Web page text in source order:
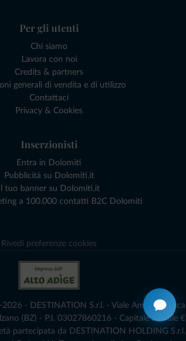
Per gli utenti
Chi siamo
Lavora con noi
Credits & partners
generali di vendita e di utilizzo
Contattaci
Privacy & Cookies
Inserzionisti
Entra in Dolomiti
Pubblicità su Dolomiti.it
Il tuo banner su Dolomiti.it
a 100.000 contatti B2C Dolomiti
Rivedi preferenze cookies
- DESTINATION S.r.l. - Viale Amedeo Duca
(BZ) - P.I. 03027860216 - Capitale Sociale €
partecipata da DESTINATION HOLDING S.r.l.